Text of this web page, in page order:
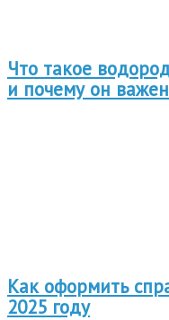
Что такое
и почему он
Как оформить
2025 году